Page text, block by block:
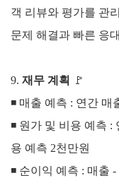
객 리뷰와 평가를 관
문제 해결과 빠른 응
9. 재무 계획
🚩
◾ 매출 예측 : 연간 매
◾ 원가 및 비용 예측 :
용 예측 2천만원
◾ 순이익 예측 : 매출 -